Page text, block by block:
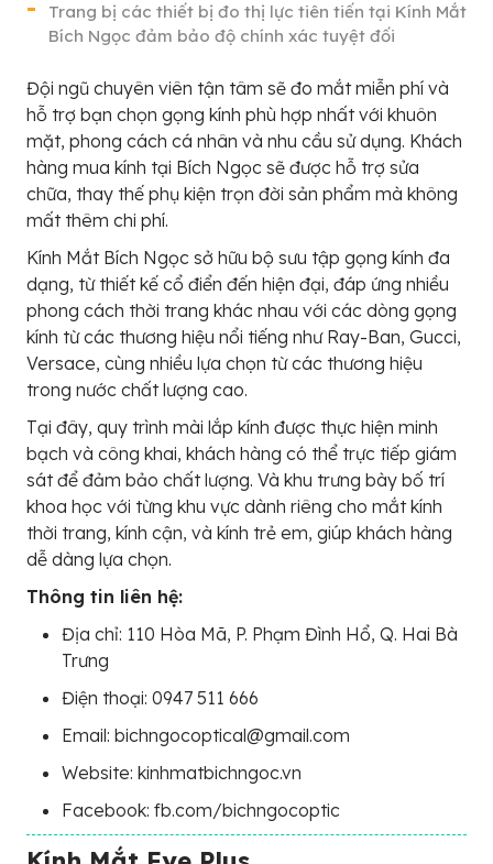
Trang bị các thiết bị đo thị lực tiên tiến tại Kính Mắt
Bích Ngọc đảm bảo độ chính xác tuyệt đối
Đội ngũ chuyên viên tận tâm sẽ đo mắt miễn phí và
hỗ trợ bạn chọn gọng kính phù hợp nhất với khuôn
mặt, phong cách cá nhân và nhu cầu sử dụng. Khách
hàng mua kính tại Bích Ngọc sẽ được hỗ trợ sửa
chữa, thay thế phụ kiện trọn đời sản phẩm mà không
mất thêm chi phí.
Kính Mắt Bích Ngọc sở hữu bộ sưu tập gọng kính đa
dạng, từ thiết kế cổ điển đến hiện đại, đáp ứng nhiều
phong cách thời trang khác nhau với các dòng gọng
kính từ các thương hiệu nổi tiếng như Ray-Ban, Gucci,
Versace, cùng nhiều lựa chọn từ các thương hiệu
trong nước chất lượng cao.
Tại đây, quy trình mài lắp kính được thực hiện minh
bạch và công khai, khách hàng có thể trực tiếp giám
sát để đảm bảo chất lượng. Và khu trưng bày bố trí
khoa học với từng khu vực dành riêng cho mắt kính
thời trang, kính cận, và kính trẻ em, giúp khách hàng
dễ dàng lựa chọn.
Thông tin liên hệ:
Địa chỉ: 110 Hòa Mã, P. Phạm Đình Hổ, Q. Hai Bà
Trưng
Điện thoại: 0947 511 666
Email: bichngocoptical@gmail.com
Website: kinhmatbichngoc.vn
Facebook: fb.com/bichngocoptic